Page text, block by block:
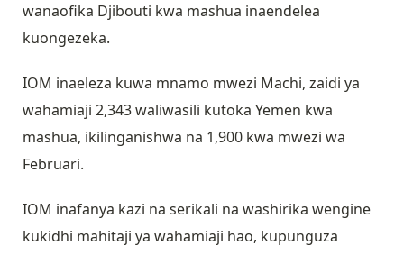
wanaofika Djibouti kwa mashua inaendelea
kuongezeka.
IOM inaeleza kuwa mnamo mwezi Machi, zaidi ya
wahamiaji 2,343 waliwasili kutoka Yemen kwa
mashua, ikilinganishwa na 1,900 kwa mwezi wa
Februari.
IOM inafanya kazi na serikali na washirika wengine
kukidhi mahitaji ya wahamiaji hao, kupunguza